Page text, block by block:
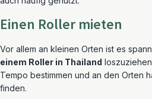
Einen Roller mieten
Vor allem an kleinen Orten ist es
einem Roller in Thailand
Tempo bestimmen und an den Orten
finden.